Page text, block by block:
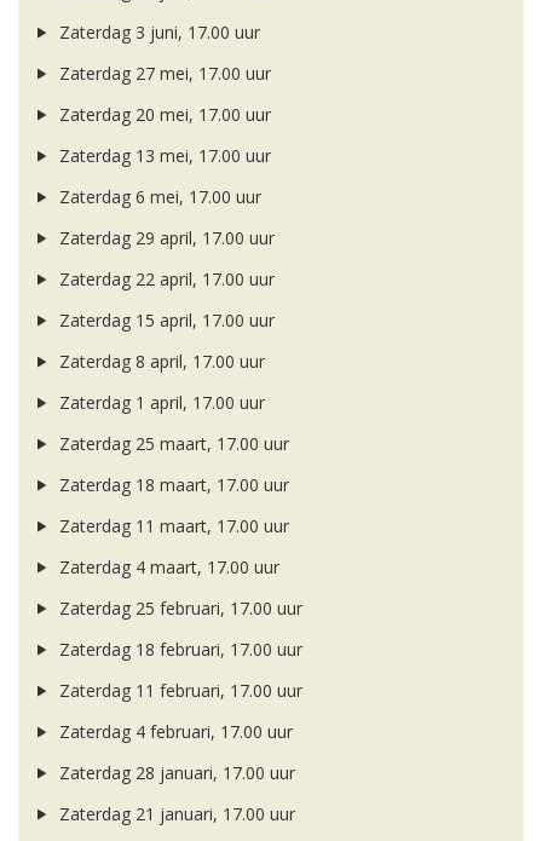
Zaterdag 3 juni, 17.00 uur
Zaterdag 27 mei, 17.00 uur
Zaterdag 20 mei, 17.00 uur
Zaterdag 13 mei, 17.00 uur
Zaterdag 6 mei, 17.00 uur
Zaterdag 29 april, 17.00 uur
Zaterdag 22 april, 17.00 uur
Zaterdag 15 april, 17.00 uur
Zaterdag 8 april, 17.00 uur
Zaterdag 1 april, 17.00 uur
Zaterdag 25 maart, 17.00 uur
Zaterdag 18 maart, 17.00 uur
Zaterdag 11 maart, 17.00 uur
Zaterdag 4 maart, 17.00 uur
Zaterdag 25 februari, 17.00 uur
Zaterdag 18 februari, 17.00 uur
Zaterdag 11 februari, 17.00 uur
Zaterdag 4 februari, 17.00 uur
Zaterdag 28 januari, 17.00 uur
Zaterdag 21 januari, 17.00 uur